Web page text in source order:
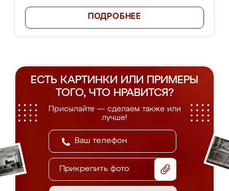
ПОДРОБНЕЕ
ЕСТЬ КАРТИНКИ ИЛИ ПРИМЕРЫ
ТОГО, ЧТО НРАВИТСЯ?
Присылайте — сделаем также или
лучше!
Прикрепить фото